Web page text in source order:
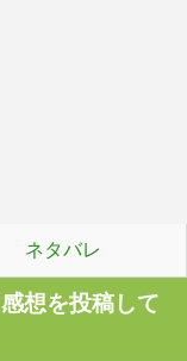
ネタバレ
想を投稿して